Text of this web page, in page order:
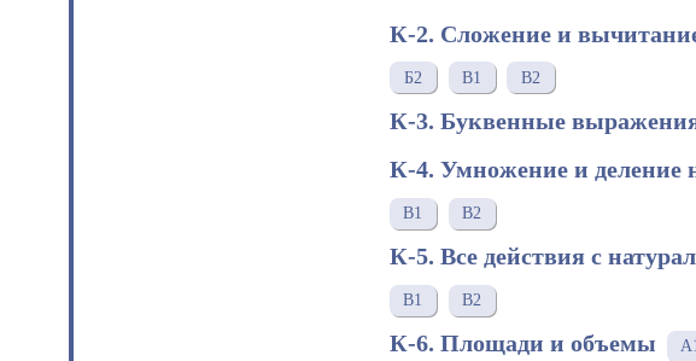
К-2. Сложение и
Б2 В1 В2
К-3. Буквенные
К-4. Умножение и деление
В1 В2
К-5. Все действия с
В1 В2
К-6. Площади и объемы